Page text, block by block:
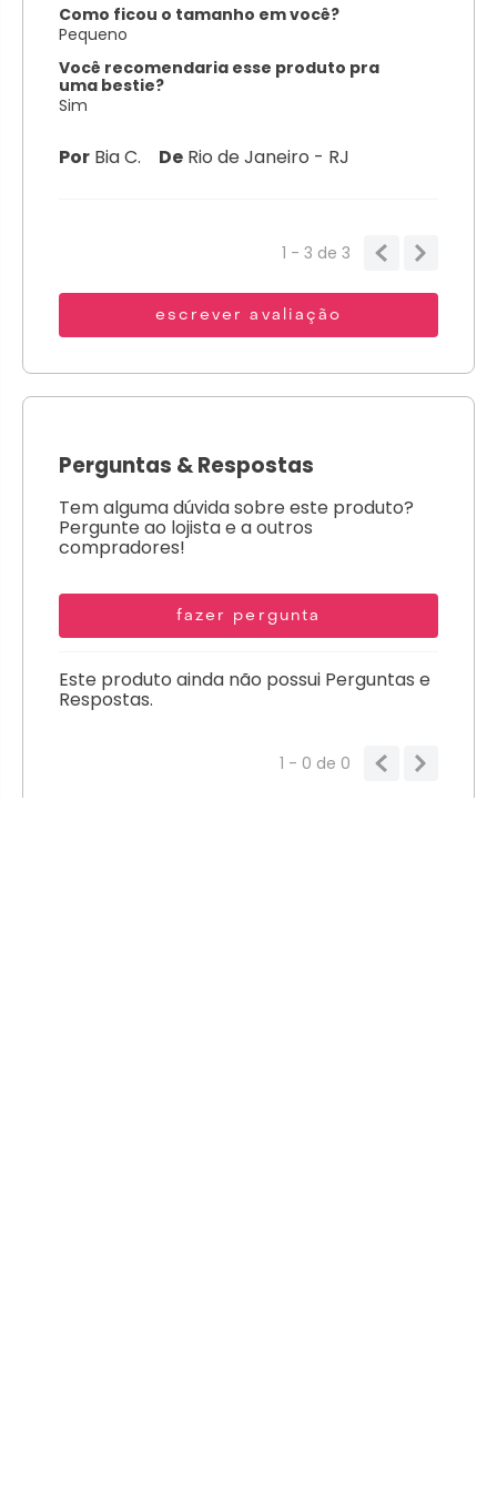
Como ficou o tamanho em você?
Pequeno
Você recomendaria esse produto pra
uma bestie?
Sim
Por Bia C. De Rio de Janeiro - RJ
1 - 3 de 3
escrever avaliação
Perguntas &Respostas
Tem alguma dúvida sobre este produto?
Pergunte ao lojista e a outros
compradores!
fazer pergunta
Este produto ainda não possui Perguntas e
Respostas.
1 - 0 de 0